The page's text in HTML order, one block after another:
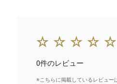
☆☆☆☆☆
0件のレビュー
※こちらに掲載しているレビュー